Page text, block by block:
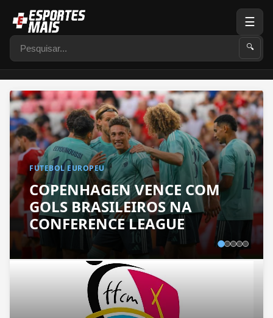
Pesquisar 🔍
☰
FUTEBOL EUROPEU
COPENHAGEN VENCE COM
GOLS BRASILEIROS NA
CONFERENCE LEAGUE